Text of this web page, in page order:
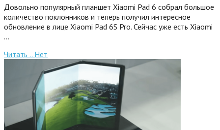
Довольно популярный планшет Xiaomi Pad 6 собрал большое
количество поклонников и теперь получил интересное
обновление в лице Xiaomi Pad 6S Pro. Сейчас уже есть Xiaomi
…
Читать .. Нет